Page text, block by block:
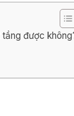
được